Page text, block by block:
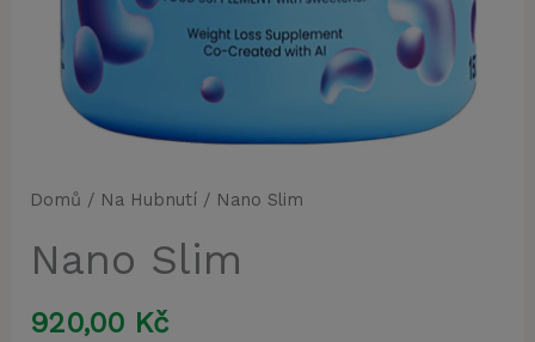
Domů / Na Hubnutí/ Nano Slim
Nano Slim
920,00 Kč